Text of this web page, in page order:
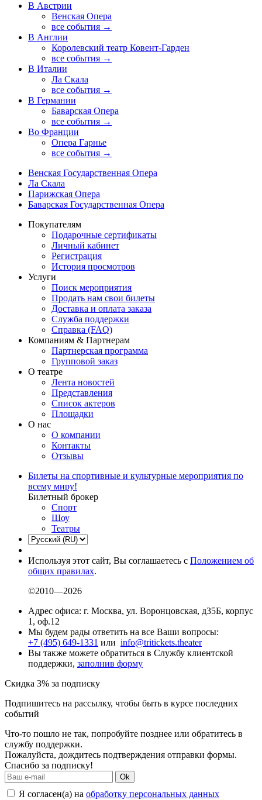
В Австрии
Венская Опера
все события →
В Англии
Королевский театр Ковент-Гарден
все события →
В Италии
Ла Скала
все события →
В Германии
Баварская Опера
все события →
Во Франции
Опера Гарнье
все события →
Венская Государственная Опера
Ла Скала
Парижская Опера
Баварская Государственная Опера
Покупателям
Подарочные сертификаты
Личный кабинет
Регистрация
История просмотров
Услуги
Поиск мероприятия
Продать нам свои билеты
Доставка и оплата заказа
Служба поддержки
Справка (FAQ)
Компаниям & Партнерам
Партнерская программа
Групповой заказ
О театре
Лента новостей
Представления
Список актеров
Площадки
О нас
О компании
Контакты
Отзывы
Билеты на спортивные и культурные мероприятия по
всему миру!
Билетный брокер
Спорт
Шоу
Театры
Используя этот сайт, Вы соглашаетесь с Положением об
общих правилах.
©2010—2026
Адрес офиса: г. Москва, ул. Воронцовская, д35Б, корпус
1, оф.12
Мы будем рады ответить на все Ваши вопросы:
+7 (495) 649-1331 или info@tritickets.theater
Вы также можете обратиться в Службу клиентской
поддержки, заполнив форму
Скидка 3% за подписку
Подпишитесь на рассылку, чтобы быть в курсе последних
событий
Что-то пошло не так, попробуйте позднее или обратитесь в
службу поддержки.
Пожалуйста, дождитесь подтверждения отправки формы.
Спасибо за подписку!
Ok
Я согласен(а) на обработку персональных данных